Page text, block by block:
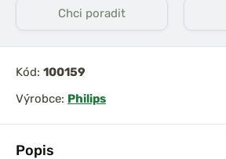
Popis
Chci poradit
Kód: 100159
Výrobce: Philips